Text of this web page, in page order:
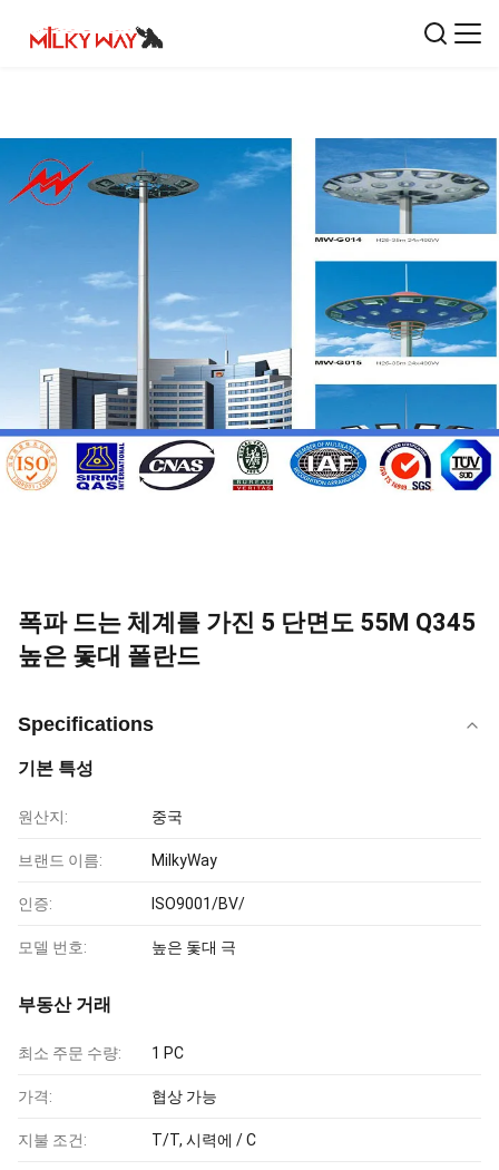
폭파 드는 체계를 가진 5 단면도 55M Q345
높은 돛대 폴란드
Specifications
기본 특성
원산지: 중국
브랜드 이름: MilkyWay
인증: ISO9001/BV/
모델 번호: 높은 돛대 극
부동산 거래
최소 주문 수량: 1 PC
가격: 협상 가능
지불 조건: T/T, 시력에 / C